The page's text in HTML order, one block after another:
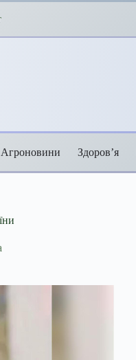
Агроновини Здоров’я